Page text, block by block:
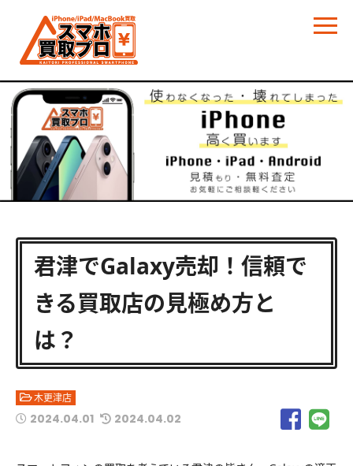
君津でGalaxy売却！信頼で
きる買取店の見極め方と
は？
木更津店
2024.04.01 2024.04.02